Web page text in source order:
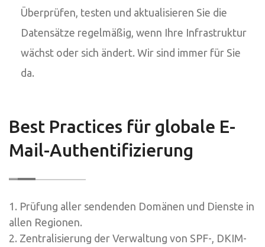
Überprüfen, testen und aktualisieren Sie die
Datensätze regelmäßig, wenn Ihre Infrastruktur
wächst oder sich ändert. Wir sind immer für Sie
da.
Best Practices für globale E-
Mail-Authentifizierung
1. Prüfung aller sendenden Domänen und Dienste in
allen Regionen.
2. Zentralisierung der Verwaltung von SPF-, DKIM-